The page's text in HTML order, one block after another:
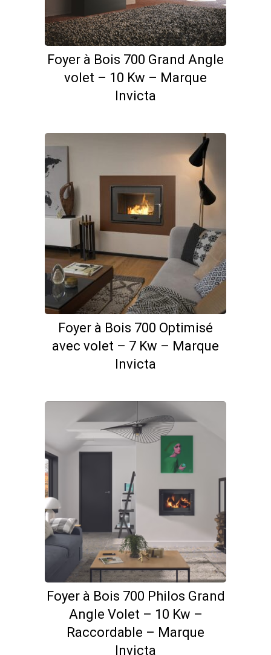
Foyer à Bois 700 Grand Angle
volet – 10 Kw – Marque
Invicta
Foyer à Bois 700 Optimisé
avec volet – 7 Kw – Marque
Invicta
Foyer à Bois 700 Philos Grand
Angle Volet – 10 Kw –
Raccordable – Marque
Invicta